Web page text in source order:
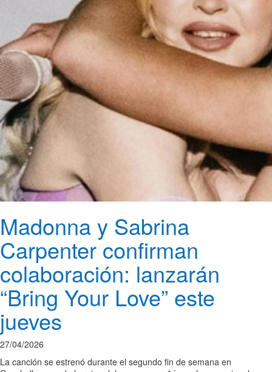
Madonna y Sabrina
Carpenter confirman
colaboración: lanzarán
“Bring Your Love” este
jueves
27/04/2026
La canción se estrenó durante el segundo fin de semana en